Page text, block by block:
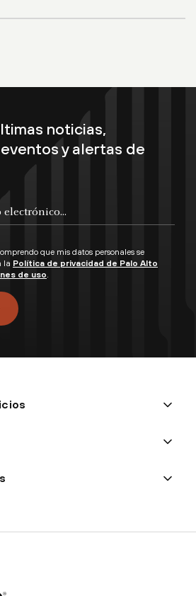
noticias,
y alertas de
que mis datos personales se
la Política de privacidad de Palo Alto
de uso.